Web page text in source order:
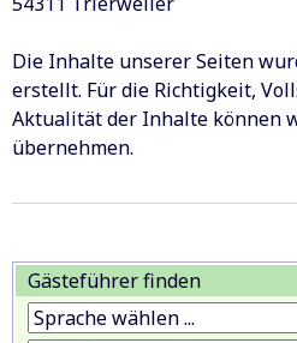
Die Inhalte unserer Seiten
erstellt. Für die Richtigkeit,
Aktualität der Inhalte können
übernehmen.
Gästeführer finden